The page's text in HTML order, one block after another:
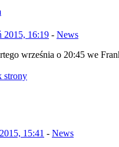
2015, 16:19 - News
września o 20:45 we
strony
15:41 - News